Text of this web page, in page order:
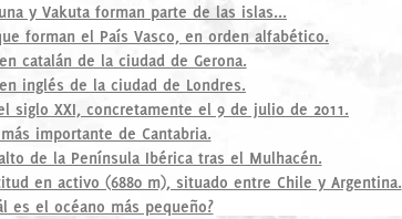
y Vakuta forman parte de las islas...
forman el País Vasco, en orden alfabético.
catalán de la ciudad de Gerona.
inglés de la ciudad de Londres.
siglo XXI, concretamente el 9 de julio de 2011.
importante de Cantabria.
de la Península Ibérica tras el Mulhacén.
en activo (6880 m), situado entre Chile y Argentina.
es el océano más pequeño?